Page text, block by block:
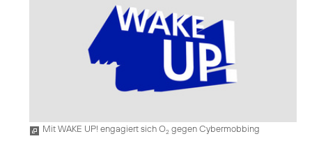
Mit WAKE UP! engagiert sich O2 gegen Cybermobbing